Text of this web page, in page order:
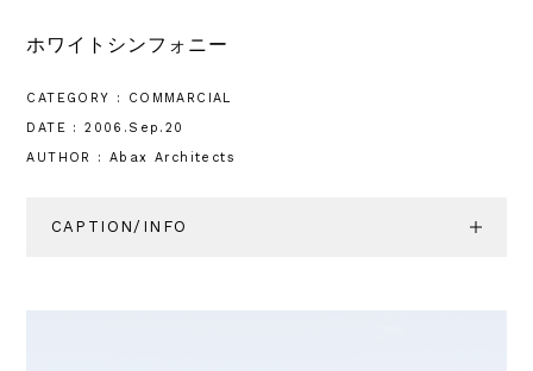
ホワイトシンフォニー
CATEGORY : COMMARCIAL
DATE : 2006.Sep.20
AUTHOR : Abax Architects
CAPTION/INFO